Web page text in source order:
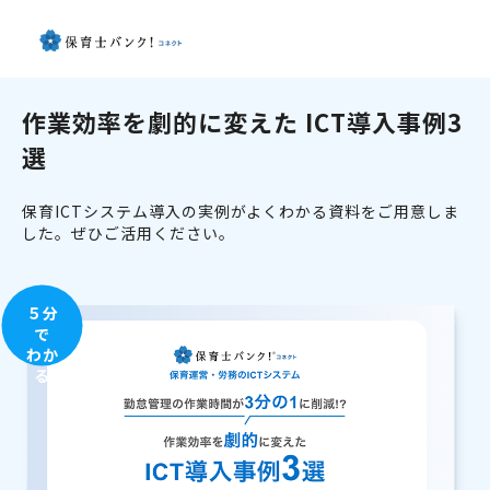
作業効率を劇的に変えた ICT導入事例3
選
保育ICTシステム導入の実例がよくわかる資料をご用意しま
した。ぜひご活用ください。
５分
で
わか
る